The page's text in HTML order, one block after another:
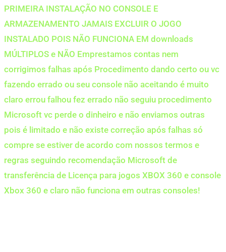
PRIMEIRA INSTALAÇÃO NO CONSOLE E
ARMAZENAMENTO JAMAIS EXCLUIR O JOGO
INSTALADO POIS NÃO FUNCIONA EM downloads
MÚLTIPLOS e NÃO Emprestamos contas nem
corrigimos falhas após Procedimento dando certo ou vc
fazendo errado ou seu console não aceitando é muito
claro errou falhou fez errado não seguiu procedimento
Microsoft vc perde o dinheiro e não enviamos outras
pois é limitado e não existe correção após falhas só
compre se estiver de acordo com nossos termos e
regras seguindo recomendação Microsoft de
transferência de Licença para jogos XBOX 360 e console
Xbox 360 e claro não funciona em outras consoles!